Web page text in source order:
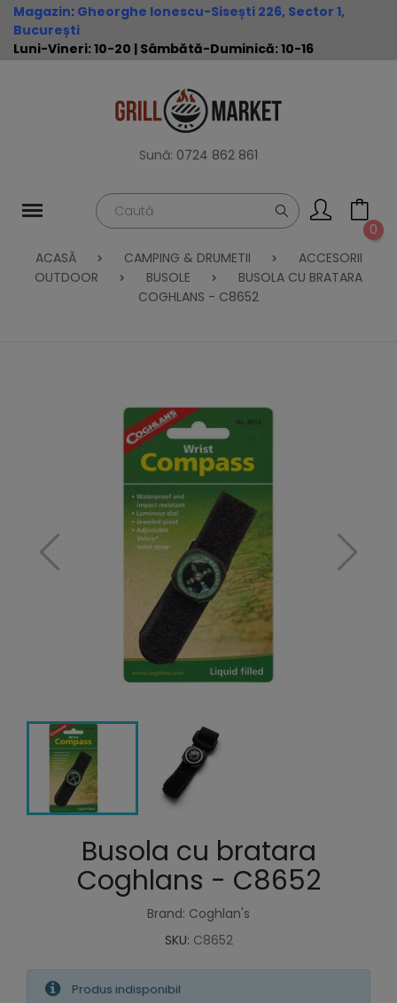
Magazin: Gheorghe Ionescu-Sisești 226, Sector 1,
București
Luni-Vineri: 10-20 | Sâmbătă-Duminică: 10-16
Sună: 0724 862 861
0
ACASĂ
CAMPING & DRUMETII
ACCESORII
OUTDOOR
BUSOLE
BUSOLA CU BRATARA
COGHLANS - C8652
Busola cu bratara
Coghlans - C8652
Brand: Coghlan's
SKU: C8652
Produs indisponibil